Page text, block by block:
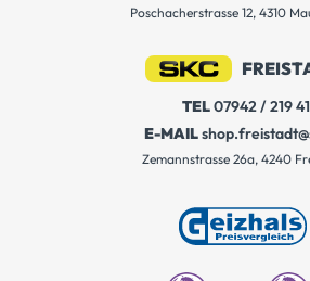
Poschacherstrasse 12, 4310
TEL07942 / 219 41
E-MAIL
Zemannstrasse 26a, 4240